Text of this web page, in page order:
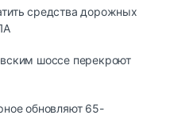
средства дорожных
шоссе перекроют
обновляют 65-